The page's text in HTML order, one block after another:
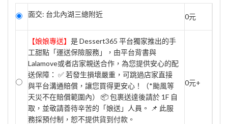
面交: 台北內湖三總附近 0元
【娘娘專送】 是 Dessert365 平台獨家推出的手
工甜點「運送保險服務」，由平台背書與
Lalamove或者店家親送合作，為您提供安心的配
送保障： ✅ 若發生損壞嚴重，可跳過店家直接
與平台溝通賠償，讓您買得更安心！（*颱風等
天災不在賠償範圍內） 📦 包裹送達後請於 1F 自
取，並敬請善待辛苦的「娘送」人員。 📌 此服
務採預付制，恕不提供貨到付款。
0元+